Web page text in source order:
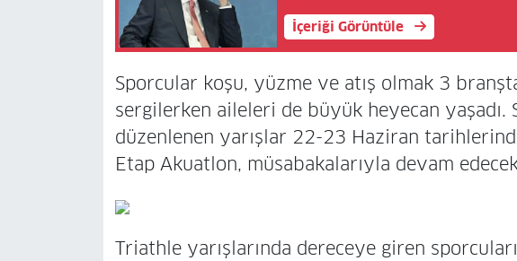
İçeriği Görüntüle
Sporcular koşu, yüzme ve atış olmak 3
sergilerken aileleri de büyük heyecan yaşadı.
düzenlenen yarışlar 22-23 Haziran
Etap Akuatlon, müsabakalarıyla devam
Triathle yarışlarında dereceye giren